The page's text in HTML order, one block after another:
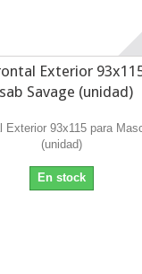
Exterior
Savage (unidad)
Exterior 93x115 para
(unidad)
En stock